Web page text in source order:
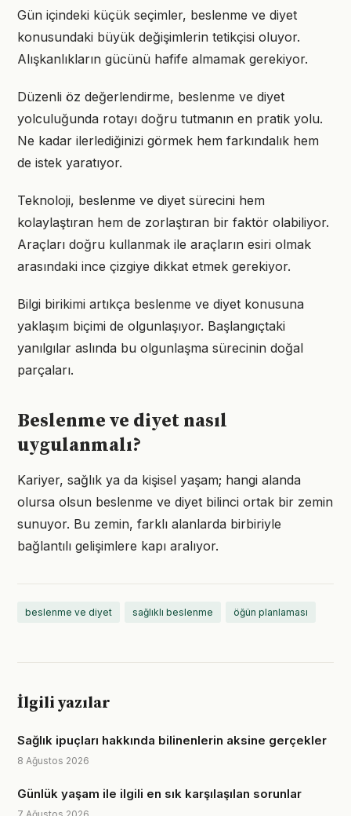
Gün içindeki küçük seçimler, beslenme ve diyet
konusundaki büyük değişimlerin tetikçisi oluyor.
Alışkanlıkların gücünü hafife almamak gerekiyor.
Düzenli öz değerlendirme, beslenme ve diyet
yolculuğunda rotayı doğru tutmanın en pratik yolu.
Ne kadar ilerlediğinizi görmek hem farkındalık hem
de istek yaratıyor.
Teknoloji, beslenme ve diyet sürecini hem
kolaylaştıran hem de zorlaştıran bir faktör olabiliyor.
Araçları doğru kullanmak ile araçların esiri olmak
arasındaki ince çizgiye dikkat etmek gerekiyor.
Bilgi birikimi artıkça beslenme ve diyet konusuna
yaklaşım biçimi de olgunlaşıyor. Başlangıçtaki
yanılgılar aslında bu olgunlaşma sürecinin doğal
parçaları.
Beslenme ve diyet nasıl
uygulanmalı?
Kariyer, sağlık ya da kişisel yaşam; hangi alanda
olursa olsun beslenme ve diyet bilinci ortak bir zemin
sunuyor. Bu zemin, farklı alanlarda birbiriyle
bağlantılı gelişimlere kapı aralıyor.
beslenme ve diyet sağlıklı beslenme öğün planlaması
İlgili yazılar
Sağlık ipuçları hakkında bilinenlerin aksine gerçekler
8 Ağustos 2026
Günlük yaşam ile ilgili en sık karşılaşılan sorunlar